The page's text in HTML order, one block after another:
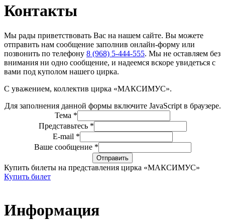
Контакты
Мы рады приветствовать Вас на нашем сайте. Вы можете
отправить нам сообщение заполнив онлайн-форму или
позвонить по телефону 8 (968) 5-444-555. Мы не оставляем без
внимания ни одно сообщение, и надеемся вскоре увидеться с
вами под куполом нашего цирка.
С уважением, коллектив цирка «МАКСИМУС».
Для заполнения данной формы включите JavaScript в браузере.
Тема *
Представьтесь *
E-mail *
mail
Ваше
сообщение
Ваше сообщение *
Отправить
Купить билеты на представления цирка «МАКСИМУС»
Купить билет
Информация